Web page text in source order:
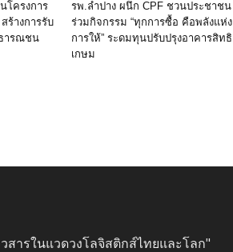
โครงการ
ร้างการรับ
ารณชน
รพ.ลำปาง ผนึก CPF ชวนประชาชน
ร่วมกิจกรรม “ทุกการซื้อ คือพลังแห่ง
การให้” ระดมทุนปรับปรุงอาคารสิทธิ
เกษม
สารในแวดวงโลจิสติกส์ไทยและโลก"